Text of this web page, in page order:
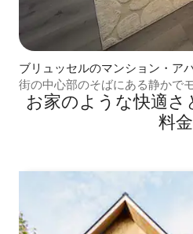
ブリュッセルのマンション・ア
街の中心部のそばにある静かで
快適さのために特別に設計され
お家のような快⁠適⁠さ⁠
料⁠金